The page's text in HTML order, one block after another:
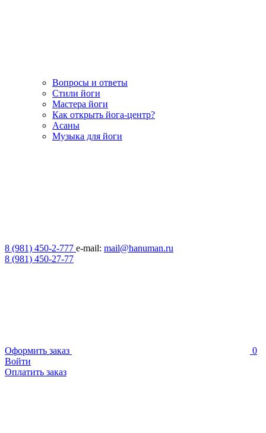
Вопросы и ответы
Стили йоги
Мастера йоги
Как открыть йога-центр?
Асаны
Музыка для йоги
8 (981) 450-2-777 e-mail: mail@hanuman.ru
8 (981) 450-27-77
Оформить заказ
0
Войти
Оплатить заказ